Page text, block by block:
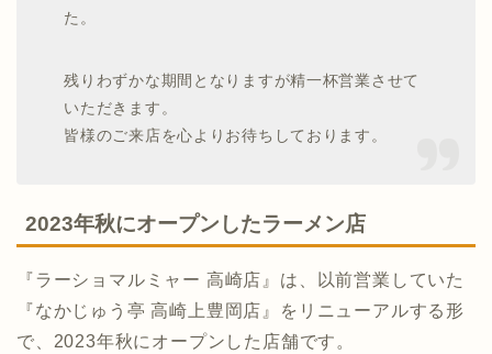
た。
残りわずかな期間となりますが精一杯営業させて
いただきます。
皆様のご来店を心よりお待ちしております。
2023年秋にオープンしたラーメン店
『ラーショマルミャー 高崎店』は、以前営業していた
『なかじゅう亭 高崎上豊岡店』をリニューアルする形
で、2023年秋にオープンした店舗です。